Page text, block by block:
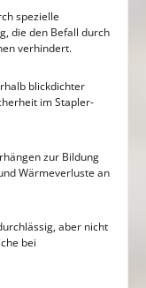
spezielle
die den Befall durch
verhindert.
blickdichter
im Stapler-
zur Bildung
Wärmeverluste an
aber nicht
bei